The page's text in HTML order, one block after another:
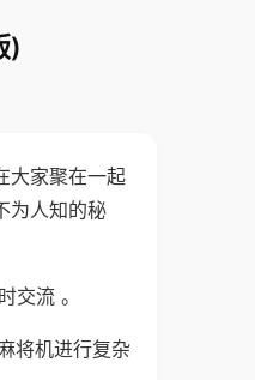
)
大家聚在一起
为人知的秘
交流 。
将机进行复杂